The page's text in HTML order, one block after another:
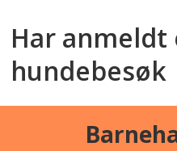
Har
hundebesøk